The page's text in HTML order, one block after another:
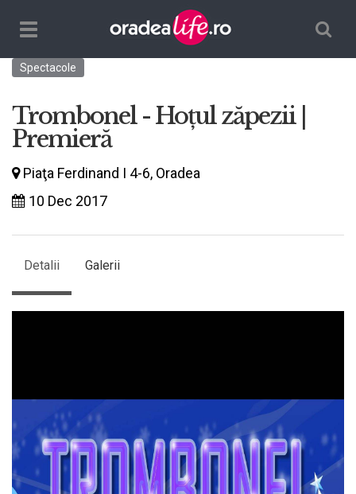
TPL_ORADEALIFE_TOGGLE_NAVIGATION
Spectacole
Trombonel - Hoțul zăpezii |
Premieră
Piaţa Ferdinand I 4-6, Oradea
10 Dec 2017
Detalii Galerii